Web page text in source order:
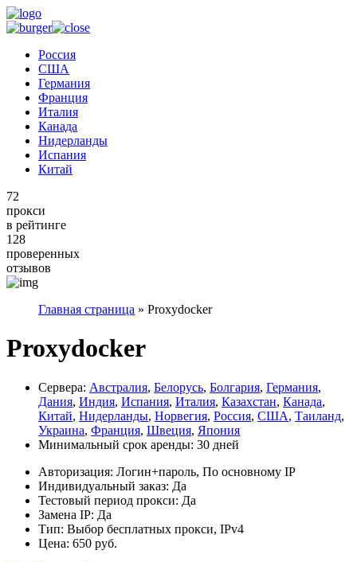
Россия
США
Германия
Франция
Италия
Канада
Нидерланды
Испания
Китай
72
прокси
в рейтинге
128
проверенных
отзывов
Главная страница » Proxydocker
Proxydocker
Сервера: Австралия, Белорусь, Болгария, Германия,
Дания, Индия, Испания, Италия, Казахстан, Канада,
Китай, Нидерланды, Норвегия, Россия, США, Таиланд,
Украина, Франция, Швеция, Япония
Минимальный срок аренды: 30 дней
Авторизация: Логин+пароль, По основному IP
Индивидуальный заказ: Да
Тестовый период прокси: Да
Замена IP: Да
Тип: Выбор бесплатных прокси, IPv4
Цена: 650 руб.